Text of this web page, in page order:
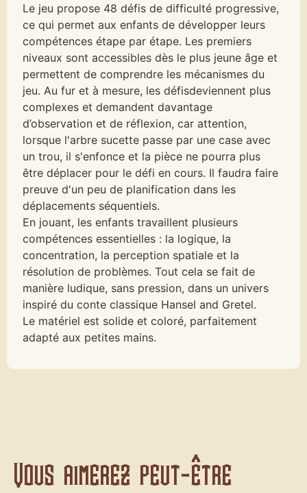
Le jeu propose 48 défis de difficulté progressive,
ce qui permet aux enfants de développer leurs
compétences étape par étape. Les premiers
niveaux sont accessibles dès le plus jeune âge et
permettent de comprendre les mécanismes du
jeu. Au fur et à mesure, les défisdeviennent plus
complexes et demandent davantage
d’observation et de réflexion, car attention,
lorsque l'arbre sucette passe par une case avec
un trou, il s'enfonce et la pièce ne pourra plus
être déplacer pour le défi en cours. Il faudra faire
preuve d'un peu de planification dans les
déplacements séquentiels.
En jouant, les enfants travaillent plusieurs
compétences essentielles : la logique, la
concentration, la perception spatiale et la
résolution de problèmes. Tout cela se fait de
manière ludique, sans pression, dans un univers
inspiré du conte classique Hansel and Gretel.
Le matériel est solide et coloré, parfaitement
adapté aux petites mains.
Vous aimerez peut-être